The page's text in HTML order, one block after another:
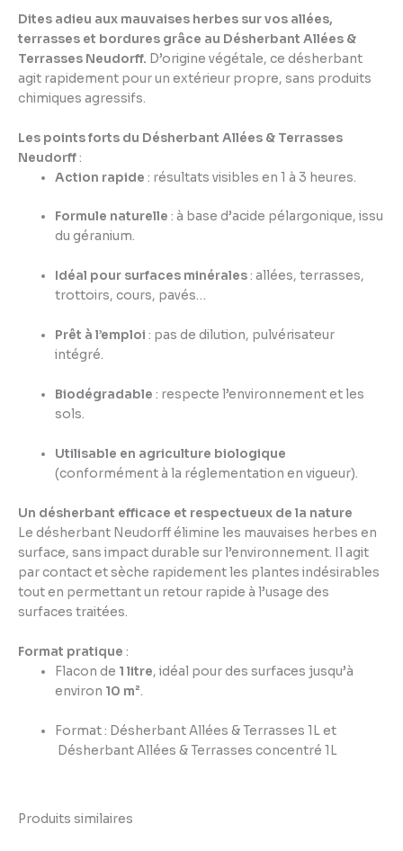
Dites adieu aux mauvaises herbes sur vos allées,
terrasses et bordures grâce au Désherbant Allées &
Terrasses Neudorff. D’origine végétale, ce désherbant
agit rapidement pour un extérieur propre, sans produits
chimiques agressifs.
Les points forts du Désherbant Allées & Terrasses
Neudorff:
Action rapide : résultats visibles en 1 à 3 heures.
Formule naturelle : à base d’acide pélargonique, issu
du géranium.
Idéal pour surfaces minérales: allées, terrasses,
trottoirs, cours, pavés…
Prêt à l’emploi : pas de dilution, pulvérisateur
intégré.
Biodégradable : respecte l’environnement et les
sols.
Utilisable en agriculture biologique
(conformément à la réglementation en vigueur).
Un désherbant efficace et respectueux de la nature
Le désherbant Neudorff élimine les mauvaises herbes en
surface, sans impact durable sur l’environnement. Il agit
par contact et sèche rapidement les plantes indésirables
tout en permettant un retour rapide à l’usage des
surfaces traitées.
Format pratique :
Flacon de 1 litre, idéal pour des surfaces jusqu’à
environ 10 m².
Format : Désherbant Allées & Terrasses 1L et
Désherbant Allées & Terrasses concentré 1L
Produits similaires